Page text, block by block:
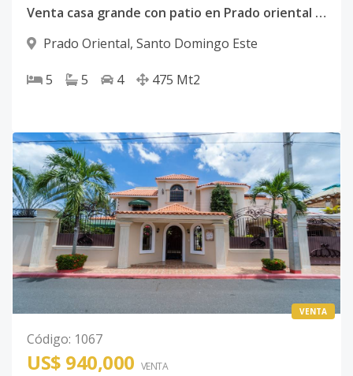
Venta casa grande con patio en Prado oriental cinco habitaciones
Prado Oriental, Santo Domingo Este
5 5 4 475 Mt2
VENTA
Código: 1067
US$ 940,000 VENTA